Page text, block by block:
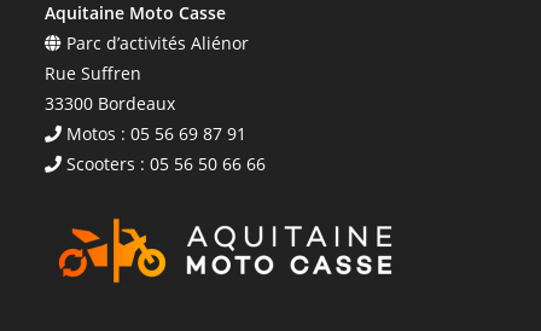
Aquitaine Moto Casse
Parc d’activités Aliénor
Rue Suffren
33300 Bordeaux
Motos : 05 56 69 87 91
Scooters : 05 56 50 66 66